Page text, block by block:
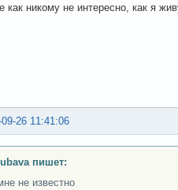
как никому не интересно, как я
26 11:41:06
пишет:
не известно